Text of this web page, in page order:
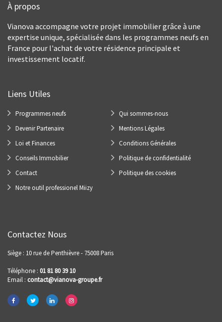
À propos
Vianova accompagne votre projet immobilier grâce à une
expertise unique, spécialisée dans les programmes neufs en
France pour l'achat de votre résidence principale et
investissement locatif.
Liens Utiles
Programmes neufs
Devenir Partenaire
Loi et Finances
Conseils Immobilier
Contact
Notre outil professionel Miizy
Qui sommes-nous
Mentions Légales
Conditions Générales
Politique de confidentialité
Politique des cookies
Contactez Nous
Siège : 10 rue de Penthièvre - 75008 Paris
Téléphone : 01 81 80 39 10
Email : contact@vianova-groupe.fr